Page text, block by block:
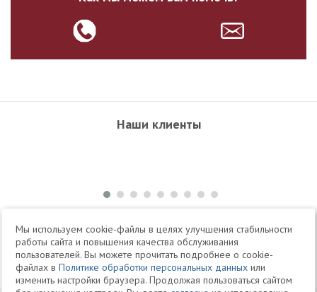
Наши клиенты
+7 495 504-34-61
Telegram Max
Мы используем cookie-файлы в целях улучшения стабильности
работы сайта и повышения качества обслуживания
пользователей. Вы можете прочитать подробнее о cookie-
файлах вПолитике обработки персональных данных или
изменить настройки браузера. Продолжая пользоваться сайтом